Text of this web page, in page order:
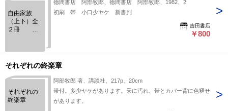
自由家族
（上下）全
２冊 長
ンス トク
マノベルズ
徳間書店 阿部牧郎、徳間書店 阿部牧郎、1982、2
初刷 帯 小口少ヤケ 新書判
吉田書店
￥800
それぞれの終楽章
それぞれの
終楽章
阿部牧郎 著、講談社、217p、20cm
帯付。多少ヤケがあります。天に汚れ、帯とカバー背に色褪せ
があります。